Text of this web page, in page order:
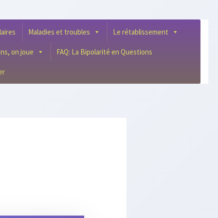
Maladies et troubles Le rétablissement
on joue FAQ: La Bipolarité en Questions